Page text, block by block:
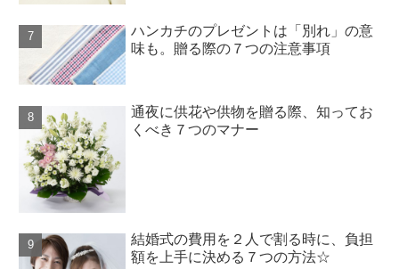
ハンカチのプレゼントは「別れ」の意
味も。贈る際の７つの注意事項
通夜に供花や供物を贈る際、知ってお
くべき７つのマナー
結婚式の費用を２人で割る時に、負担
額を上手に決める７つの方法☆